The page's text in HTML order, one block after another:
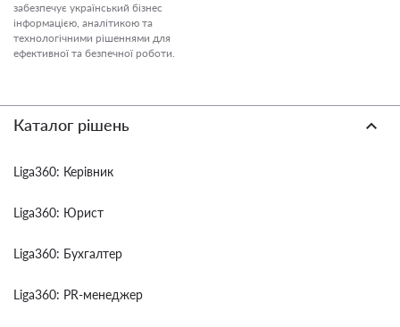
забезпечує український бізнес
інформацією, аналітикою та
технологічними рішеннями для
ефективної та безпечної роботи.
Каталог рішень
Liga360: Керівник
Liga360: Юрист
Liga360: Бухгалтер
Liga360: PR-менеджер